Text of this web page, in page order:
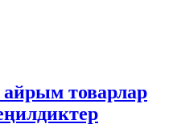
товарлар